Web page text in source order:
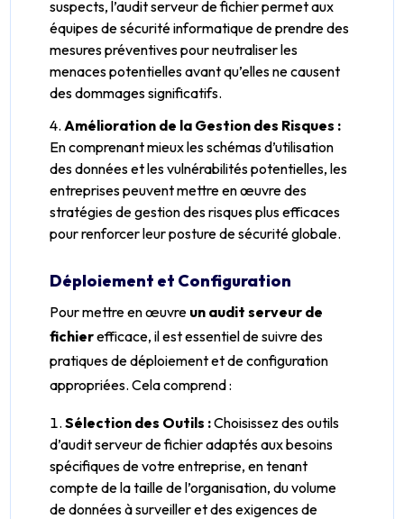
suspects, l’audit serveur de fichier permet aux
équipes de sécurité informatique de prendre des
mesures préventives pour neutraliser les
menaces potentielles avant qu’elles ne causent
des dommages significatifs.
Amélioration de la Gestion des Risques :
En comprenant mieux les schémas d’utilisation
des données et les vulnérabilités potentielles, les
entreprises peuvent mettre en œuvre des
stratégies de gestion des risques plus efficaces
pour renforcer leur posture de sécurité globale.
Déploiement et Configuration
Pour mettre en œuvre un audit serveur de
fichierefficace, il est essentiel de suivre des
pratiques de déploiement et de configuration
appropriées. Cela comprend :
Sélection des Outils :Choisissez des outils
d’audit serveur de fichier adaptés aux besoins
spécifiques de votre entreprise, en tenant
compte de la taille de l’organisation, du volume
de données à surveiller et des exigences de